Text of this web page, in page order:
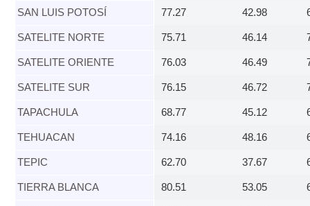
SAN LUIS POTOSÍ​ 77.27 42.98
SATELITE NORTE​ 75.71 46.14
SATELITE ORIENTE​ 76.03 46.49
SATELITE SUR​ 76.15 46.72
TAPACHULA​ 68.77 45.12
TEHUACAN​ 74.16 48.16
​TEPIC 62.70 37.67
​TIERRA BLANCA 80.51 53.05